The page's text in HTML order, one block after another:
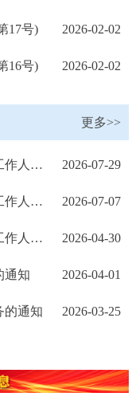
17号) 2026-02-02
16号) 2026-02-02
更多>>
烟台市人民政府关于任免孙兴华等工作人员职务的通知 2026-07-29
烟台市人民政府关于任命刘欣健等工作人员职务的通知 2026-07-07
烟台市人民政府关于免去曲岳斌等工作人员职务的通知 2026-04-30
通知 2026-04-01
的通知 2026-03-25